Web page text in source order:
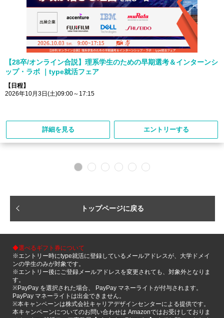
【28卒/オンライン合説】理系学生のための早期選考＆インターンシ
ップ・ラボ ｜type就活フェア
【日程】
2026年10月3日(土)09:00～17:15
詳細を見る エントリーする
トップページに戻る
◆選べるギフト券について
※エントリー時にtype就活に登録しているメールアドレスが、大学ドメイ
ンの学生のみが対象です。
※エントリー後にご登録メールアドレスを変更されても、対象外となりま
す。
※PayPay を選択された場合、 PayPay マネーライトが付与されます。
PayPay マネーライトは出金できません。
※本キャンペーンは株式会社キャリアデザインセンターによる提供です。
本キャンペーンについてのお問い合わせは Amazonではお受けしておりま